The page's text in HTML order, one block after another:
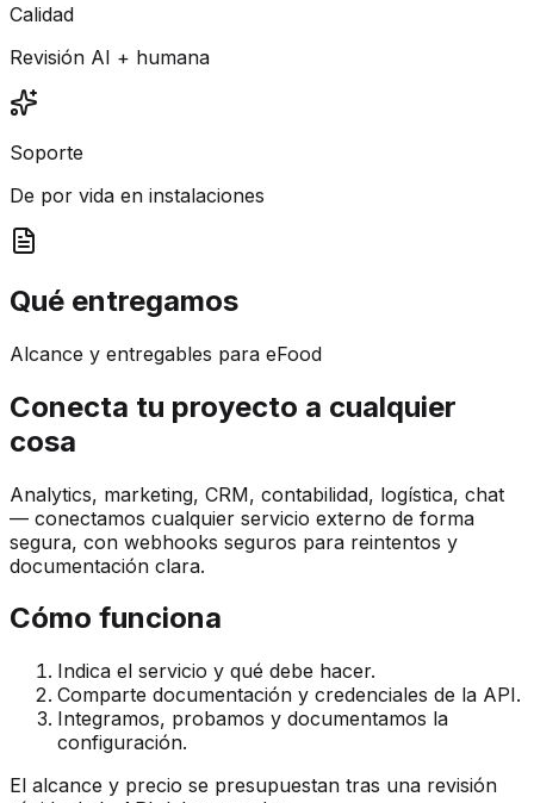
Calidad
Revisión AI + humana
Soporte
De por vida en instalaciones
Qué entregamos
Alcance y entregables para eFood
Conecta tu proyecto a cualquier
cosa
Analytics, marketing, CRM, contabilidad, logística, chat
— conectamos cualquier servicio externo de forma
segura, con webhooks seguros para reintentos y
documentación clara.
Cómo funciona
Indica el servicio y qué debe hacer.
Comparte documentación y credenciales de la API.
Integramos, probamos y documentamos la
configuración.
El alcance y precio se presupuestan tras una revisión